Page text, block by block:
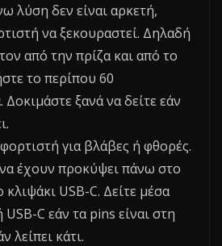
λύση δεν είναι αρκετή,
να ξεκουραστεί. Δηλαδή
από την πρίζα και από το
το περίπου 60
ξανά να δείτε εάν
για βλάβες ή φθορές.
έχουν προκύψει πάνω στο
USB-C. Δείτε μέσα
C εάν τα pins είναι στη
λείπει κάτι.